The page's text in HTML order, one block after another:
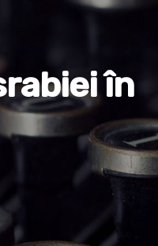
în